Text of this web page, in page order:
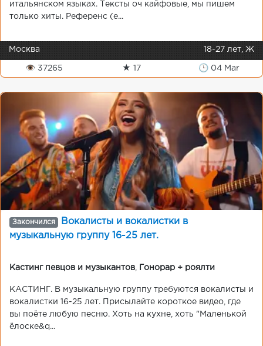
итальянском языках. Тексты оч кайфовые, мы пишем
только хиты. Референс (е...
Москва 18-27 лет, Ж
👁 37265 ★ 17 🕒 04 Mar
Закончился
Вокалисты и вокалистки в
музыкальную группу 16-25 лет.
Кастинг певцов и музыкантов Гонорар + роялти
КАСТИНГ. В музыкальную группу требуются вокалисты и
вокалистки 16-25 лет. Присылайте короткое видео, где
вы поёте любую песню. Хоть на кухне, хоть "Маленькой
ëлоске&q...